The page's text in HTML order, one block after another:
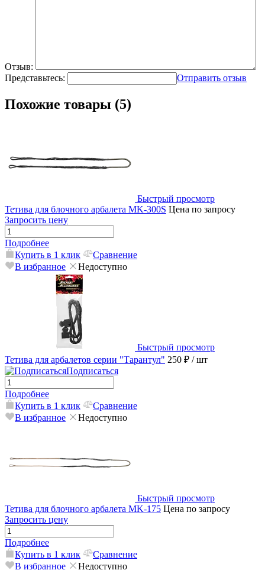
Отзыв:
Представьтесь:
Отправить отзыв
Похожие товары (5)
Быстрый просмотр
Тетива для блочного арбалета MK-300S Цена по запросу
Запросить цену
Подробнее
Купить в 1 клик
Сравнение
В избранное
Недоступно
Быстрый просмотр
Тетива для арбалетов серии "Тарантул" 250 ₽ / шт
Подписаться
Подробнее
Купить в 1 клик
Сравнение
В избранное
Недоступно
Быстрый просмотр
Тетива для блочного арбалета MK-175 Цена по запросу
Запросить цену
Подробнее
Купить в 1 клик
Сравнение
В избранное
Недоступно